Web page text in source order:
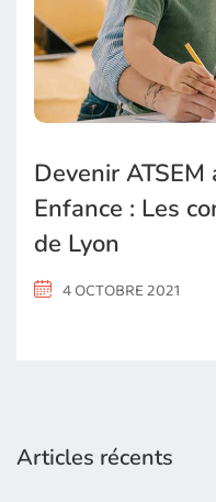
Devenir
Enfance : Les
de Lyon
4 OCTOBRE 2021
Articles récents